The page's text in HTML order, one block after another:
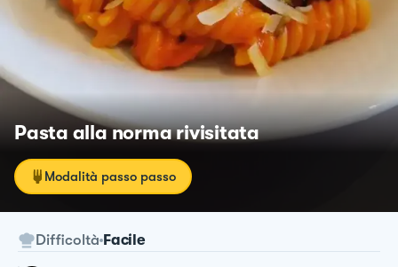
Pasta alla norma rivisitata
Modalità passo passo
Difficoltà Facile